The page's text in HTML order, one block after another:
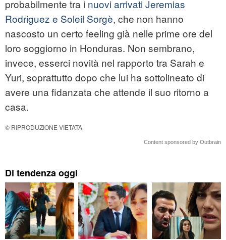
probabilmente tra i nuovi arrivati Jeremias
Rodriguez e Soleil Sorgè, che non hanno
nascosto un certo feeling già nelle prime ore del
loro soggiorno in Honduras. Non sembrano,
invece, esserci novità nel rapporto tra Sarah e
Yuri, soprattutto dopo che lui ha sottolineato di
avere una fidanzata che attende il suo ritorno a
casa.
© RIPRODUZIONE VIETATA
Content sponsored by Outbrain
Di tendenza oggi